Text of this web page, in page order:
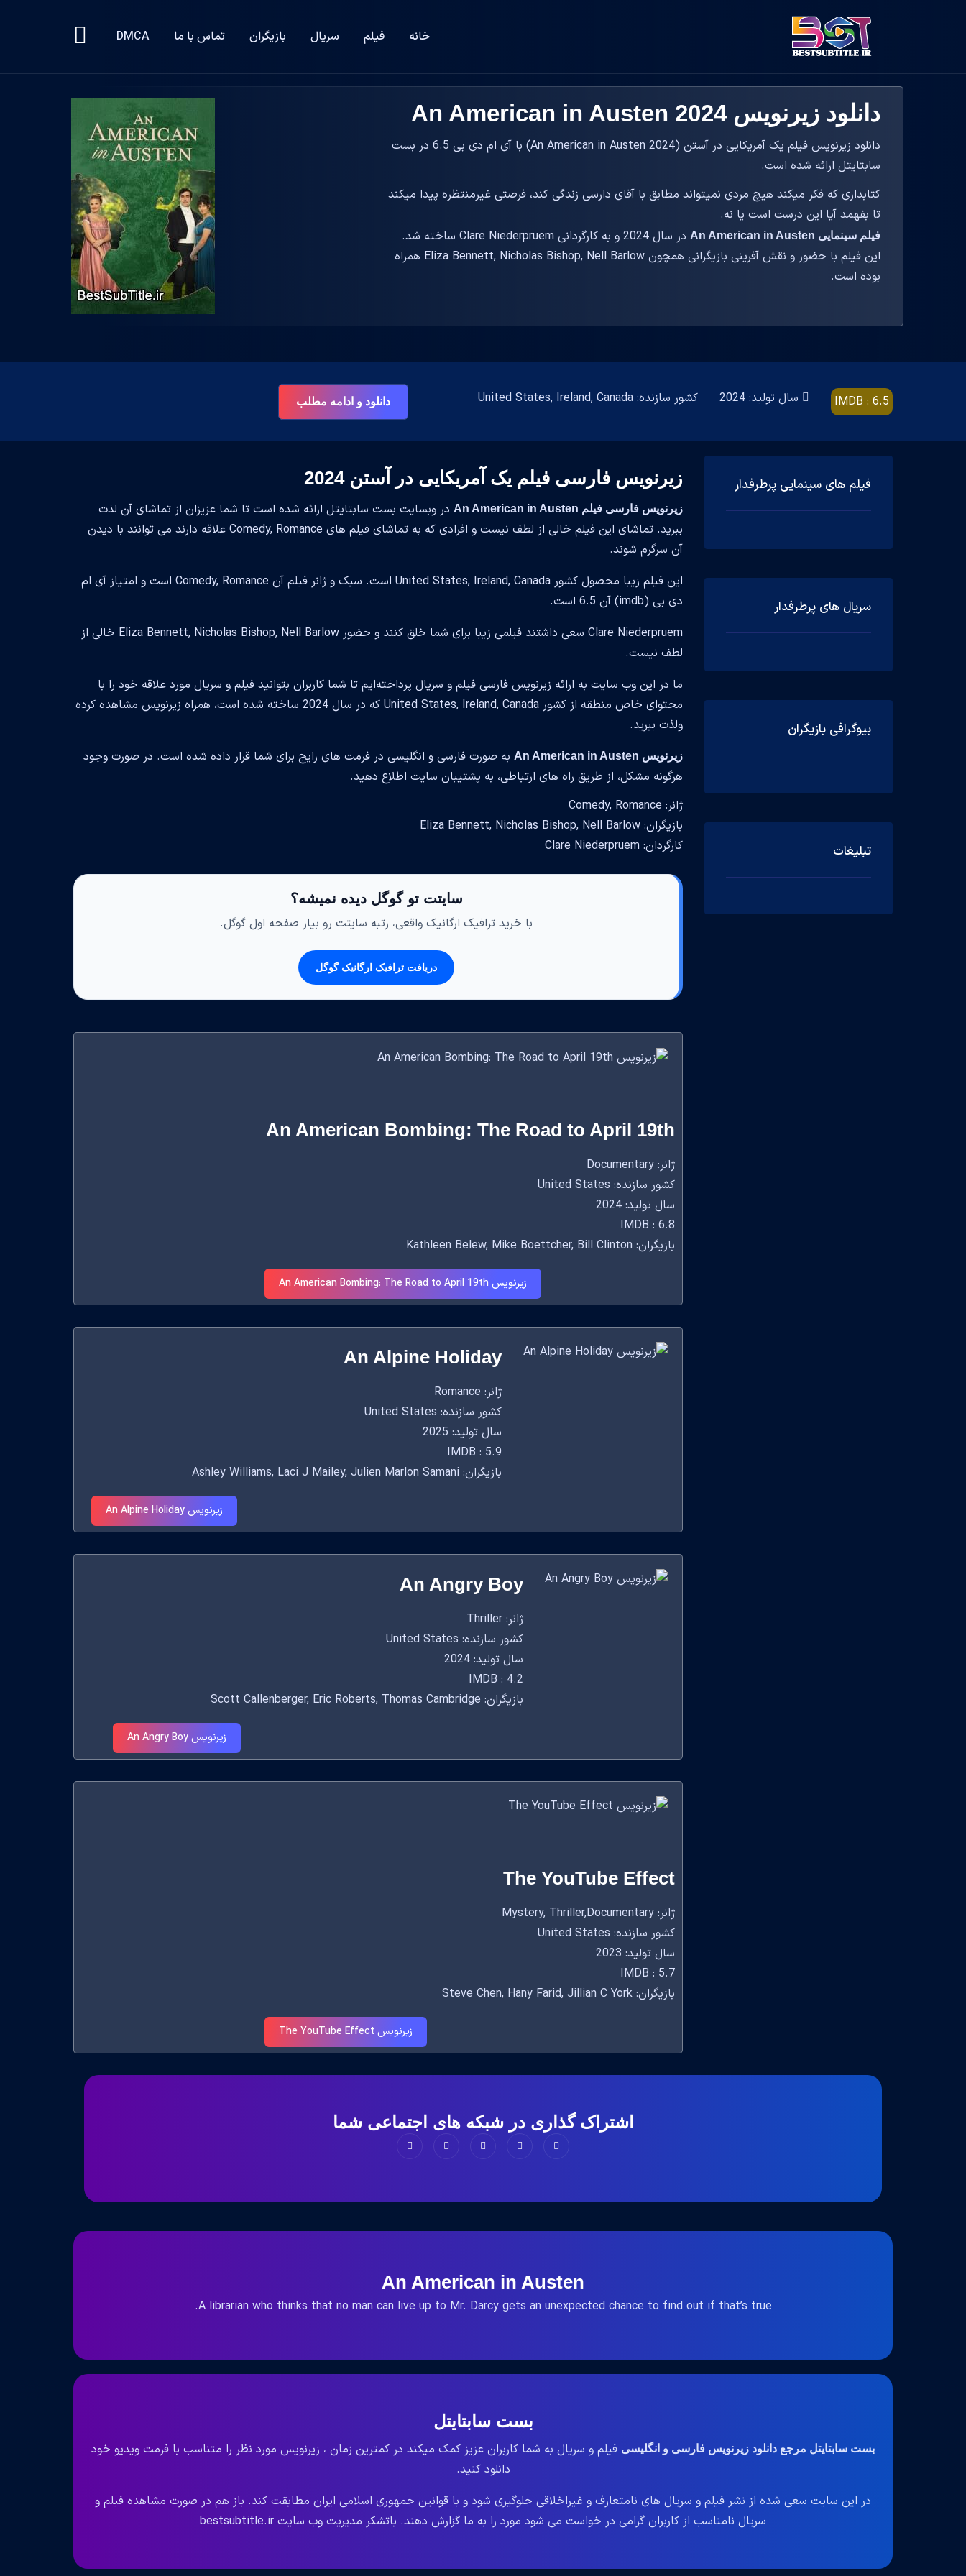
خانه فیلم سریال بازیگران تماس با ما DMCA
دانلود زیرنویس An American in Austen 2024
دانلود زیرنویس فیلم یک آمریکایی در آستن (An American in Austen 2024) با آی ام دی بی 6.5 در بست
سابتایتل ارائه شده است.
کتابداری که فکر میکند هیچ مردی نمیتواند مطابق با آقای دارسی زندگی کند، فرصتی غیرمنتظره پیدا میکند
تا بفهمد آیا این درست است یا نه.
فیلم سینمایی An American in Austen
در سال 2024 و به کارگردانی Clare Niederpruem ساخته شد.
این فیلم با حضور و نقش آفرینی بازیگرانی همچون Eliza Bennett, Nicholas Bishop, Nell Barlow همراه
بوده است.
IMDB : 6.5 سال تولید: 2024 کشور سازنده: United States, Ireland, Canada دانلود و ادامه مطلب
فیلم های سینمایی پرطرفدار
سریال های پرطرفدار
بیوگرافی بازیگران
تبلیغات
زیرنویس فارسی فیلم یک آمریکایی در آستن 2024
زیرنویس فارسی فیلم An American in Austen
در وبسایت بست سابتایتل ارائه شده است تا شما عزیزان از تماشای آن لذت
ببرید. تماشای این فیلم خالی از لطف نیست و افرادی که به تماشای فیلم های Comedy, Romance علاقه دارند می توانند با دیدن
آن سرگرم شوند.
این فیلم زیبا محصول کشور United States, Ireland, Canada است. سبک و ژانر فیلم آن Comedy, Romance است و امتیاز آی ام
دی بی (imdb) آن 6.5 است.
Clare Niederpruem سعی داشتند فیلمی زیبا برای شما خلق کنند و حضور Eliza Bennett, Nicholas Bishop, Nell Barlow خالی از
لطف نیست.
ما در این وب سایت به ارائه زیرنویس فارسی فیلم و سریال پرداخته‌ایم تا شما کاربران بتوانید فیلم و سریال مورد علاقه خود را با
محتوای خاص منطقه از کشور United States, Ireland, Canada که در سال 2024 ساخته شده است، همراه زیرنویس مشاهده کرده
ولذت ببرید.
زیرنویس An American in Austen
به صورت فارسی و انگلیسی در فرمت های رایج برای شما قرار داده شده است. در صورت وجود
هرگونه مشکل، از طریق راه های ارتباطی، به پشتیبان سایت اطلاع دهید.
ژانر: Comedy, Romance
بازیگران: Eliza Bennett, Nicholas Bishop, Nell Barlow
کارگردان: Clare Niederpruem
سایتت تو گوگل دیده نمیشه؟
با خرید ترافیک ارگانیک واقعی، رتبه سایتت رو بیار صفحه اول گوگل.
دریافت ترافیک ارگانیک گوگل
An American Bombing: The Road to April 19th
ژانر: Documentary
کشور سازنده: United States
سال تولید: 2024
IMDB : 6.8
بازیگران: Kathleen Belew, Mike Boettcher, Bill Clinton
زیرنویس An American Bombing: The Road to April 19th
An Alpine Holiday
ژانر: Romance
کشور سازنده: United States
سال تولید: 2025
IMDB : 5.9
بازیگران: Ashley Williams, Laci J Mailey, Julien Marlon Samani
زیرنویس An Alpine Holiday
An Angry Boy
ژانر: Thriller
کشور سازنده: United States
سال تولید: 2024
IMDB : 4.2
بازیگران: Scott Callenberger, Eric Roberts, Thomas Cambridge
زیرنویس An Angry Boy
The YouTube Effect
ژانر: Mystery, Thriller,Documentary
کشور سازنده: United States
سال تولید: 2023
IMDB : 5.7
بازیگران: Steve Chen, Hany Farid, Jillian C York
زیرنویس The YouTube Effect
اشتراک گذاری در شبکه های اجتماعی شما
An American in Austen
A librarian who thinks that no man can live up to Mr. Darcy gets an unexpected chance to find out if that’s true.
بست سابتایتل
بست سابتایتل مرجع دانلود زیرنویس فارسی و انگلیسی فیلم و سریال به شما کاربران عزیز کمک میکند در کمترین زمان ، زیرنویس مورد نظر را متناسب با فرمت ویدیو خود
دانلود کنید.
در این سایت سعی شده از نشر فیلم و سریال های نامتعارف و غیراخلاقی جلوگیری شود و با قوانین جمهوری اسلامی ایران مطابقت کند. باز هم در صورت مشاهده فیلم و
سریال نامناسب از کاربران گرامی در خواست می شود مورد را به ما گزارش دهند. باتشکر مدیریت وب سایت bestsubtitle.ir